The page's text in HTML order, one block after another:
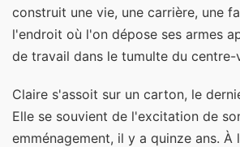
construit une vie, une carrière, une
l'endroit où l'on dépose ses armes
de travail dans le tumulte du centre-
Claire s'assoit sur un carton, le
Elle se souvient de l'excitation de
emménagement, il y a quinze ans. À